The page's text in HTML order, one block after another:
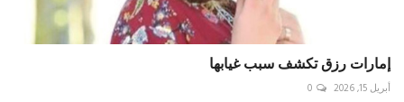
إمارات رزق تكشف سبب غيابها
أبريل 15, 2026 0